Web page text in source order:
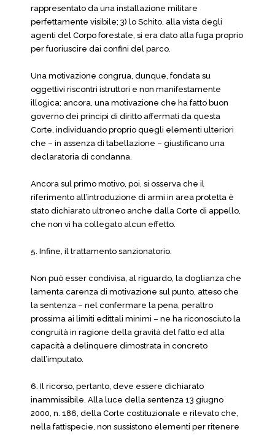
rappresentato da una installazione militare
perfettamente visibile; 3) lo Schito, alla vista degli
agenti del Corpo forestale, si era dato alla fuga proprio
per fuoriuscire dai confini del parco.
Una motivazione congrua, dunque, fondata su
oggettivi riscontri istruttori e non manifestamente
illogica; ancora, una motivazione che ha fatto buon
governo dei principi di diritto affermati da questa
Corte, individuando proprio quegli elementi ulteriori
che – in assenza di tabellazione – giustificano una
declaratoria di condanna.
Ancora sul primo motivo, poi, si osserva che il
riferimento all’introduzione di armi in area protetta è
stato dichiarato ultroneo anche dalla Corte di appello,
che non vi ha collegato alcun effetto.
5. Infine, il trattamento sanzionatorio.
Non può esser condivisa, al riguardo, la doglianza che
lamenta carenza di motivazione sul punto, atteso che
la sentenza – nel confermare la pena, peraltro
prossima ai limiti edittali minimi – ne ha riconosciuto la
congruità in ragione della gravità del fatto ed alla
capacità a delinquere dimostrata in concreto
dall’imputato.
6. Il ricorso, pertanto, deve essere dichiarato
inammissibile. Alla luce della sentenza 13 giugno
2000, n. 186, della Corte costituzionale e rilevato che,
nella fattispecie, non sussistono elementi per ritenere